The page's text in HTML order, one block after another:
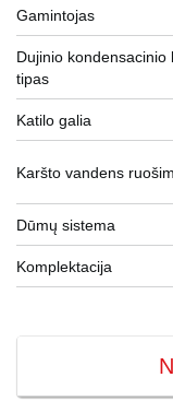
Gamintojas
Dujinio kondensacinio
tipas
Katilo galia
Karšto vandens
Dūmų sistema
Komplektacija